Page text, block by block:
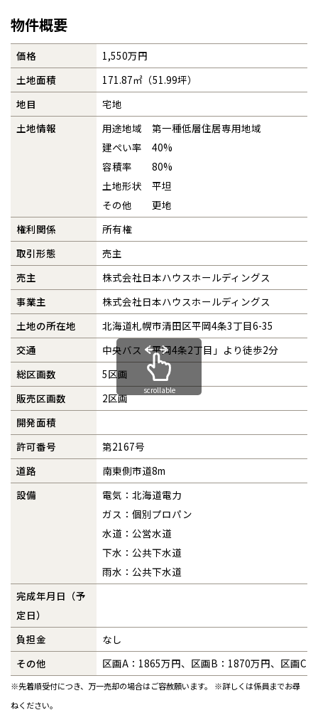
物件概要
価格
1,550万円
土地面積
171.87㎡（51.99坪）
地目
宅地
土地情報
用途地域 第一種低層住居専用地域
建ぺい率 40%
容積率 80%
土地形状 平坦
その他 更地
権利関係
所有権
取引形態
売主
売主
株式会社日本ハウスホールディングス
事業主
株式会社日本ハウスホールディングス
土地の所在地
北海道札幌市清田区平岡4条3丁目6-35
交通
中央バス「平岡4条2丁目」より徒歩2分
総区画数
5区画
販売区画数
2区画
開発面積
許可番号
第2167号
道路
南東側市道8m
設備
電気：北海道電力
ガス：個別プロパン
水道：公営水道
下水：公共下水道
雨水：公共下水道
完成年月日（予
定日）
負担金
なし
その他
区画A：1865万円、区画B：1870万円、区画C
scrollable
※先着順受付につき、万一売却の場合はご容赦願います。 ※詳しくは係員までお尋
ねください。